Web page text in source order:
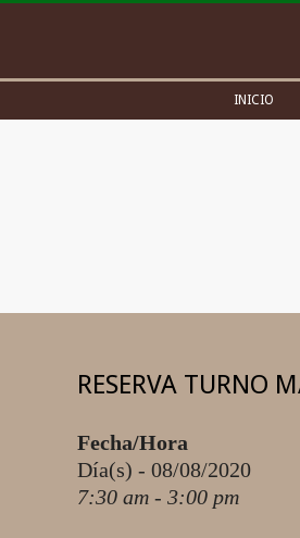
Navigation
INICIO
RESERVA TURNO
Fecha/Hora
Día(s) - 08/08/2020
7:30 am - 3:00 pm